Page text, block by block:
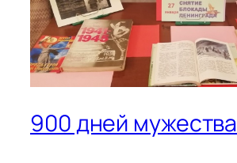
900 дней мужества